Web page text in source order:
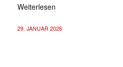
Weiterlesen
29. JANUAR 2026